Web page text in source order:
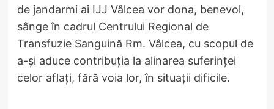
de jandarmi ai IJJ Vâlcea vor dona, benevol,
sânge în cadrul Centrului Regional de
Transfuzie Sanguină Rm. Vâlcea, cu scopul de
a-și aduce contribuția la alinarea suferinței
celor aflaţi, fără voia lor, în situații dificile.